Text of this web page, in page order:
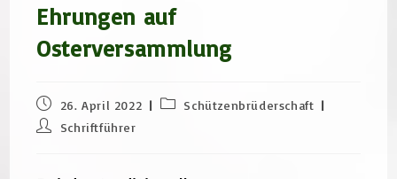
Ehrungen auf
Osterversammlung
Beitrag
veröffentlicht:
26. April 2022
Beitrags-
Schützenbrüderschaft
Beitrags-
Schriftführer